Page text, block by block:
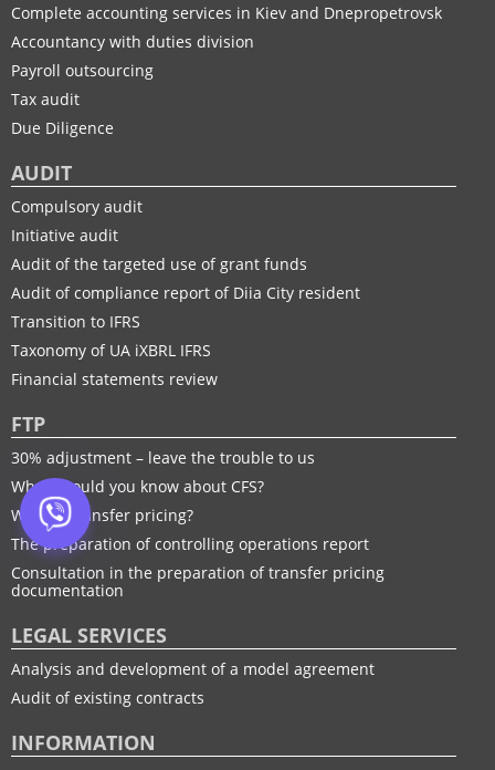
Complete accounting services in Kiev and Dnepropetrovsk
Accountancy with duties division
Payroll outsourcing
Tax audit
Due Diligence
AUDIT
Compulsory audit
Initiative audit
Audit of the targeted use of grant funds
Audit of compliance report of Diia City resident
Transition to IFRS
Taxonomy of UA іXBRL IFRS
Financial statements review
FTP
30% adjustment – leave the trouble to us
What should you know about CFS?
What is transfer pricing?
The preparation of controlling operations report
Consultation in the preparation of transfer pricing
documentation
LEGAL SERVICES
Analysis and development of a model agreement
Audit of existing contracts
INFORMATION